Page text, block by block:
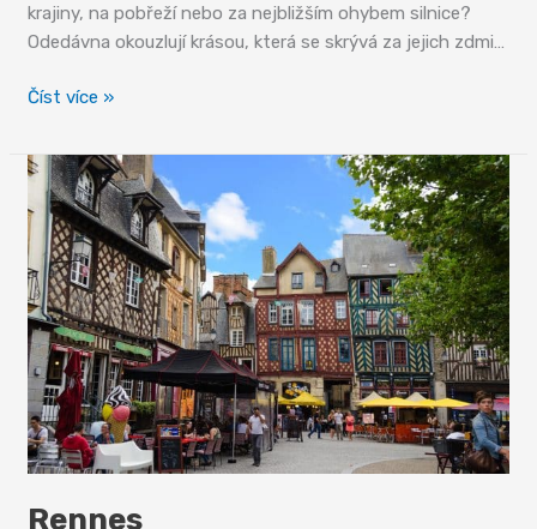
krajiny, na pobřeží nebo za nejbližším ohybem silnice?
Odedávna okouzlují krásou, která se skrývá za jejich zdmi…
Kaple,
a
ohrazené
farní
dvory
Číst více »
Rennes